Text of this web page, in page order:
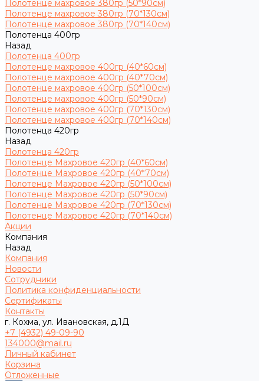
Полотенце махровое 380гр (50*90см)
Полотенце махровое 380гр (70*130см)
Полотенце махровое 380гр (70*140см)
Полотенца 400гр
Назад
Полотенца 400гр
Полотенце махровое 400гр (40*60см)
Полотенце махровое 400гр (40*70см)
Полотенце махровое 400гр (50*100см)
Полотенце махровое 400гр (50*90см)
Полотенце махровое 400гр (70*130см)
Полотенце махровое 400гр (70*140см)
Полотенца 420гр
Назад
Полотенца 420гр
Полотенце Махровое 420гр (40*60см)
Полотенце Махровое 420гр (40*70см)
Полотенце Махровое 420гр (50*100см)
Полотенце Махровое 420гр (50*90см)
Полотенце Махровое 420гр (70*130см)
Полотенце Махровое 420гр (70*140см)
Акции
Компания
Назад
Компания
Новости
Сотрудники
Политика конфиденциальности
Сертификаты
Контакты
г. Кохма, ул. Ивановская, д.1Д
+7 (4932) 49-09-90
134000@mail.ru
Личный кабинет
Корзина
Отложенные